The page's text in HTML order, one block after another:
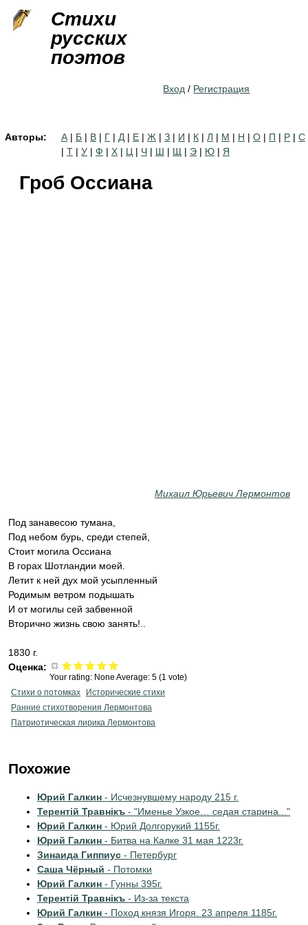
Стихи
русских
поэтов
Вход / Регистрация
Авторы: А | Б | В | Г | Д | Е | Ж | З | И | К | Л | М | Н | О | П | Р | С
| Т | У | Ф | Х | Ц | Ч | Ш | Щ | Э | Ю | Я
Гроб Оссиана
Михаил Юрьевич Лермонтов
Под занавесою тумана,
Под небом бурь, среди степей,
Стоит могила Оссиана
В горах Шотландии моей.
Летит к ней дух мой усыпленный
Родимым ветром подышать
И от могилы сей забвенной
Вторично жизнь свою занять!..
1830 г.
Оценка:
Your rating: None Average: 5 (1 vote)
Стихи о потомках
Исторические стихи
Ранние стихотворения Лермонтова
Патриотическая лирика Лермонтова
Похожие
Юрий Галкин - Исчезнувшему народу 215 г.
Терентiй Травнiкъ - "Именье Узкое… седая старина..."
Юрий Галкин - Юрий Долгорукий 1155г.
Юрий Галкин - Битва на Калке 31 мая 1223г.
Зинаида Гиппиус - Петербург
Саша Чёрный - Потомки
Юрий Галкин - Гунны 395г.
Терентiй Травнiкъ - Из-за текста
Юрий Галкин - Поход князя Игоря. 23 апреля 1185г.